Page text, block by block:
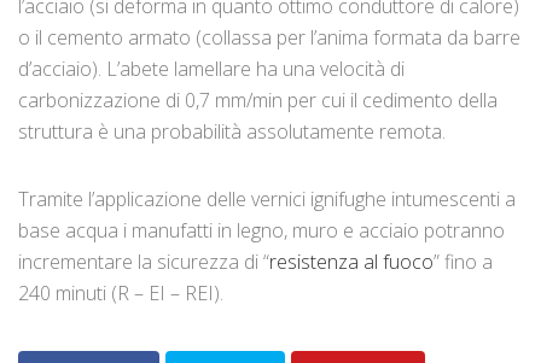
l’acciaio (si deforma in quanto ottimo conduttore di calore)
o il cemento armato (collassa per l’anima formata da barre
d’acciaio). L’abete lamellare ha una velocità di
carbonizzazione di 0,7 mm/min per cui il cedimento della
struttura è una probabilità assolutamente remota.
Tramite l’applicazione delle vernici ignifughe intumescenti a
base acqua i manufatti in legno, muro e acciaio potranno
incrementare la sicurezza di “resistenza al fuoco” fino a
240 minuti (R – EI – REI).